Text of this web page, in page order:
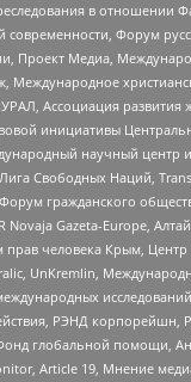
в отношении
Форум
Медиа,
Ассоциация
инициативы
научный центр
Свободных Наций,
гражданского
Gazeta-Europe,
человека Крым,
UnKremlin,
РЭНД
глобальной помощи,
Article 19, Мнение